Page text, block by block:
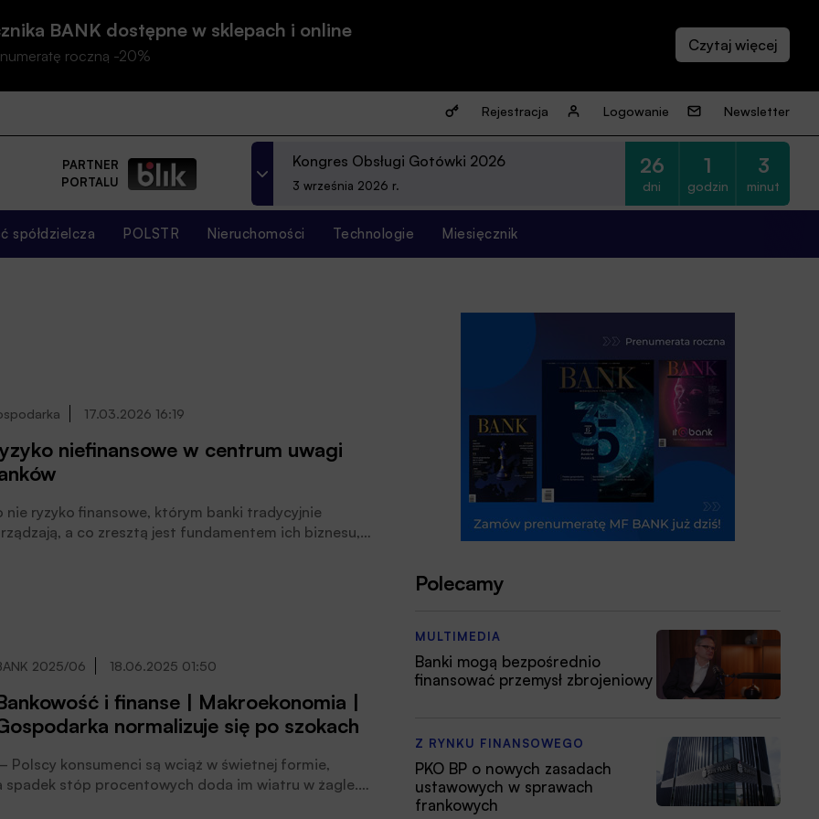
BANK dostępne w sklepach i online
roczną -20%
Rejestracja Logowanie Newsletter
PARTNER
PORTALU
Kongres Obsługi Gotówki 2026
3 września 2026 r.
26
dni
1
godzin
3
minut
spółdzielcza POLSTR Nieruchomości Technologie Miesięcznik
17.03.2026 16:19
niefinansowe w centrum uwagi
nie ryzyko finansowe, którym banki tradycyjnie
a co zresztą jest fundamentem ich biznesu,
uczestnicy konferencji „Zarządzanie ryzykiem i
w bankach”. Miesięcznik Finansowy BANK i
Finansowy BANK.pl byli partnerami medialnymi
2025/06 18.06.2025 01:50
i finanse | Makroekonomia |
normalizuje się po szokach
Polscy konsumenci są wciąż w świetnej formie,
spadek stóp procentowych doda im wiatru w żagle.
Polecamy
MULTIMEDIA
Banki mogą bezpośrednio
finansować przemysł zbrojeniowy
Z RYNKU FINANSOWEGO
PKO BP o nowych zasadach
ustawowych w sprawach
frankowych